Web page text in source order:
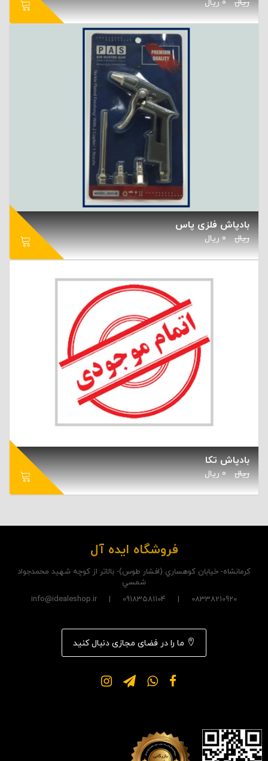
ریال 0 ریال
بادپاش فلزی پاس
ریال 0 ریال
بادپاش تکا
ریال 0 ریال
فروشگاه ایده آل
کرمانشاه- خيابان کوهساري (افشار طوس)- بالاتر از کوچه شهيد محمدجواد
شمسي
08338210920 | 09183581104 | info@idealeshop.ir
ما را در فضای مجازی دنبال کنید